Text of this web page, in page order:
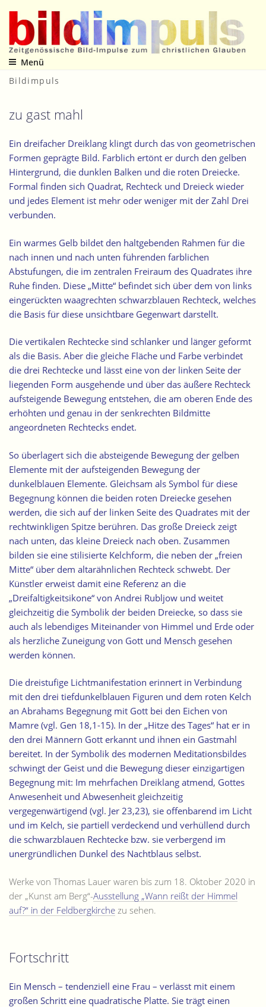
Inhalt
springen
Zeitgenössische Bild-Impulse zum christlichen Glauben
Menü
Bildimpuls
zu gast mahl
Ein dreifacher Dreiklang klingt durch das von geometrischen
Formen geprägte Bild. Farblich ertönt er durch den gelben
Hintergrund, die dunklen Balken und die roten Dreiecke.
Formal finden sich Quadrat, Rechteck und Dreieck wieder
und jedes Element ist mehr oder weniger mit der Zahl Drei
verbunden.
Ein warmes Gelb bildet den haltgebenden Rahmen für die
nach innen und nach unten führenden farblichen
Abstufungen, die im zentralen Freiraum des Quadrates ihre
Ruhe finden. Diese „Mitte“ befindet sich über dem von links
eingerückten waagrechten schwarzblauen Rechteck, welches
die Basis für diese unsichtbare Gegenwart darstellt.
Die vertikalen Rechtecke sind schlanker und länger geformt
als die Basis. Aber die gleiche Fläche und Farbe verbindet
die drei Rechtecke und lässt eine von der linken Seite der
liegenden Form ausgehende und über das äußere Rechteck
aufsteigende Bewegung entstehen, die am oberen Ende des
erhöhten und genau in der senkrechten Bildmitte
angeordneten Rechtecks endet.
So überlagert sich die absteigende Bewegung der gelben
Elemente mit der aufsteigenden Bewegung der
dunkelblauen Elemente. Gleichsam als Symbol für diese
Begegnung können die beiden roten Dreiecke gesehen
werden, die sich auf der linken Seite des Quadrates mit der
rechtwinkligen Spitze berühren. Das große Dreieck zeigt
nach unten, das kleine Dreieck nach oben. Zusammen
bilden sie eine stilisierte Kelchform, die neben der „freien
Mitte“ über dem altarähnlichen Rechteck schwebt. Der
Künstler erweist damit eine Referenz an die
„Dreifaltigkeitsikone“ von Andrei Rubljow und weitet
gleichzeitig die Symbolik der beiden Dreiecke, so dass sie
auch als lebendiges Miteinander von Himmel und Erde oder
als herzliche Zuneigung von Gott und Mensch gesehen
werden können.
Die dreistufige Lichtmanifestation erinnert in Verbindung
mit den drei tiefdunkelblauen Figuren und dem roten Kelch
an Abrahams Begegnung mit Gott bei den Eichen von
Mamre (vgl. Gen 18,1-15). In der „Hitze des Tages“ hat er in
den drei Männern Gott erkannt und ihnen ein Gastmahl
bereitet. In der Symbolik des modernen Meditationsbildes
schwingt der Geist und die Bewegung dieser einzigartigen
Begegnung mit: Im mehrfachen Dreiklang atmend, Gottes
Anwesenheit und Abwesenheit gleichzeitig
vergegenwärtigend (vgl. Jer 23,23), sie offenbarend im Licht
und im Kelch, sie partiell verdeckend und verhüllend durch
die schwarzblauen Rechtecke bzw. sie verbergend im
unergründlichen Dunkel des Nachtblaus selbst.
Werke von Thomas Lauer waren bis zum 18. Oktober 2020 in
der „Kunst am Berg“-Ausstellung „Wann reißt der Himmel
auf?“ in der Feldbergkirche zu sehen.
Fortschritt
Ein Mensch – tendenziell eine Frau – verlässt mit einem
großen Schritt eine quadratische Platte. Sie trägt einen